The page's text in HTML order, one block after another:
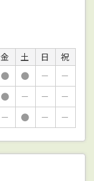
金 土 日
祝
● ● －
－
● － －
－
－ ● － －